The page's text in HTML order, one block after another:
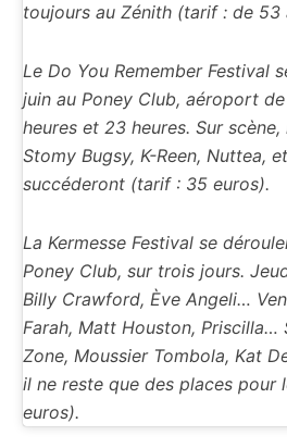
toujours au Zénith (tarif : de 53
Le Do You Remember Festival
juin au Poney Club, aéroport
heures et 23 heures. Sur
Stomy Bugsy, K-Reen, Nuttea,
succéderont (tarif : 35 euros).
La Kermesse Festival se
Poney Club, sur trois jours.
Billy Crawford, Ève Angeli…
Farah, Matt Houston, Priscilla…
Zone, Moussier Tombola, Kat
il ne reste que des places pour
euros).